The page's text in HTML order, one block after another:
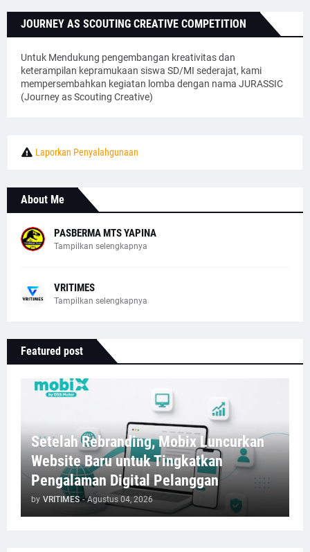
JOURNEY AS SCOUTING CREATIVE COMPETITION
Untuk Mendukung pengembangan kreativitas dan
keterampilan kepramukaan siswa SD/MI sederajat, kami
mempersembahkan kegiatan lomba dengan nama JURASSIC
(Journey as Scouting Creative)
Laporkan Penyalahgunaan
About Me
PASBERMA MTS YAPINA
Tampilkan selengkapnya
VRITIMES
Tampilkan selengkapnya
Featured post
Setelah Rebranding, Mobix Luncurkan
Website Baru untuk Tingkatkan
Pengalaman Digital Pelanggan
by VRITIMES - Agustus 04, 2026